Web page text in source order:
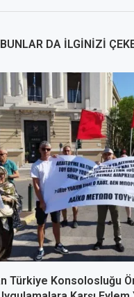
BUNLAR DA İLGINIZI
Türkiye Konsolosluğu